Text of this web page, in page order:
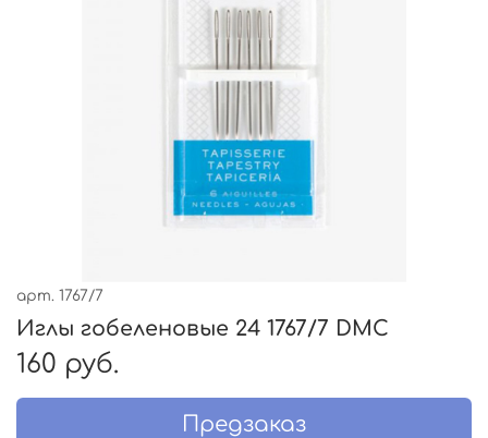
арт. 1767/7
Иглы гобеленовые 24 1767/7 DMC
160 руб.
Предзаказ